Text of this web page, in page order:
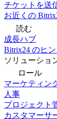
チケットを送
お近くの
読む
成長ハブ
Bitrix24 のヒ
ソリューショ
ロール
マーケティン
人事
プロジェクト
カスタマーサ